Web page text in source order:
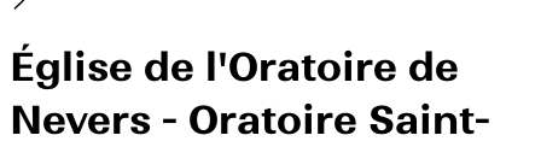
Église de l'Oratoire de
Nevers - Oratoire Saint-